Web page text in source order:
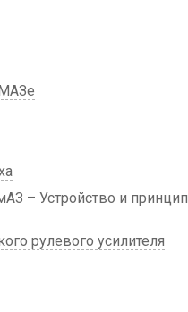
– Устройство и
рулевого усилителя